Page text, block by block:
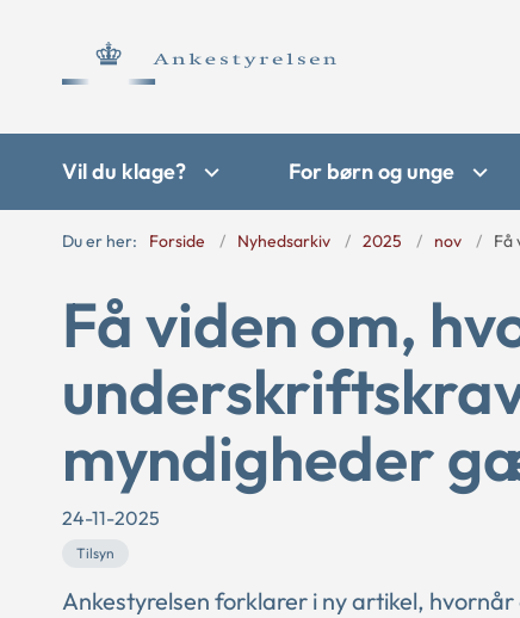
Vil du klage? For børn og unge
Du er her: Forside Nyhedsarkiv 2025 nov Få
Få viden om,
myndigheder
24-11-2025
Tilsyn
Ankestyrelsen forklarer i ny artikel,